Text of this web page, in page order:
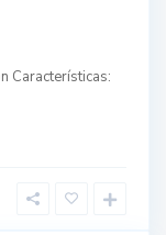
Características: